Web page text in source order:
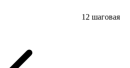
12 шаговая